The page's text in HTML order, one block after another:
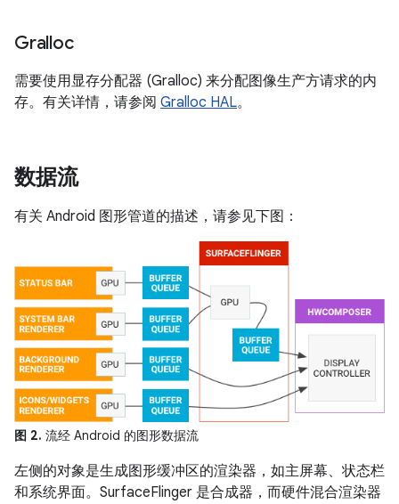
Gralloc
需要使用显存分配器 (Gralloc) 来分配图像生产方请求的内
存。有关详情，请参阅 Gralloc HAL。
数据流
有关 Android 图形管道的描述，请参见下图：
图 2. 流经 Android 的图形数据流
左侧的对象是生成图形缓冲区的渲染器，如主屏幕、状态栏
和系统界面。SurfaceFlinger 是合成器，而硬件混合渲染器